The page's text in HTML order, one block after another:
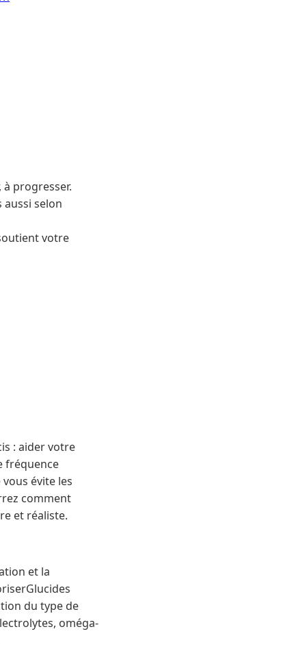
progresser.
aussi selon
votre
: aider votre
fréquence
évite les
comment
et réaliste.
et la
du type de
oméga-